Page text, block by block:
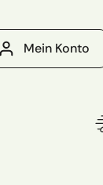
Mein Konto